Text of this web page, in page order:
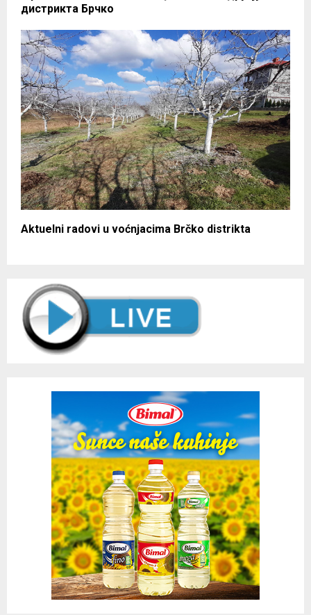
дистрикта Брчко
Aktuelni radovi u voćnjacima Brčko distrikta